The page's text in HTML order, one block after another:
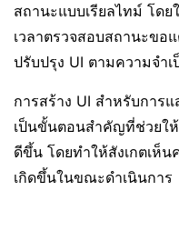
สถานะแบบเรียลไทม์ โด
เวลาตรวจสอบสถานะขอ
ปรับปรุง UI ตามความจำเ
การสร้าง UI สำหรับการ
เป็นขั้นตอนสำคัญที่ช่วยให้
ดีขึ้น โดยทำให้สังเกตเห็
เกิดขึ้นในขณะดำเนินการ